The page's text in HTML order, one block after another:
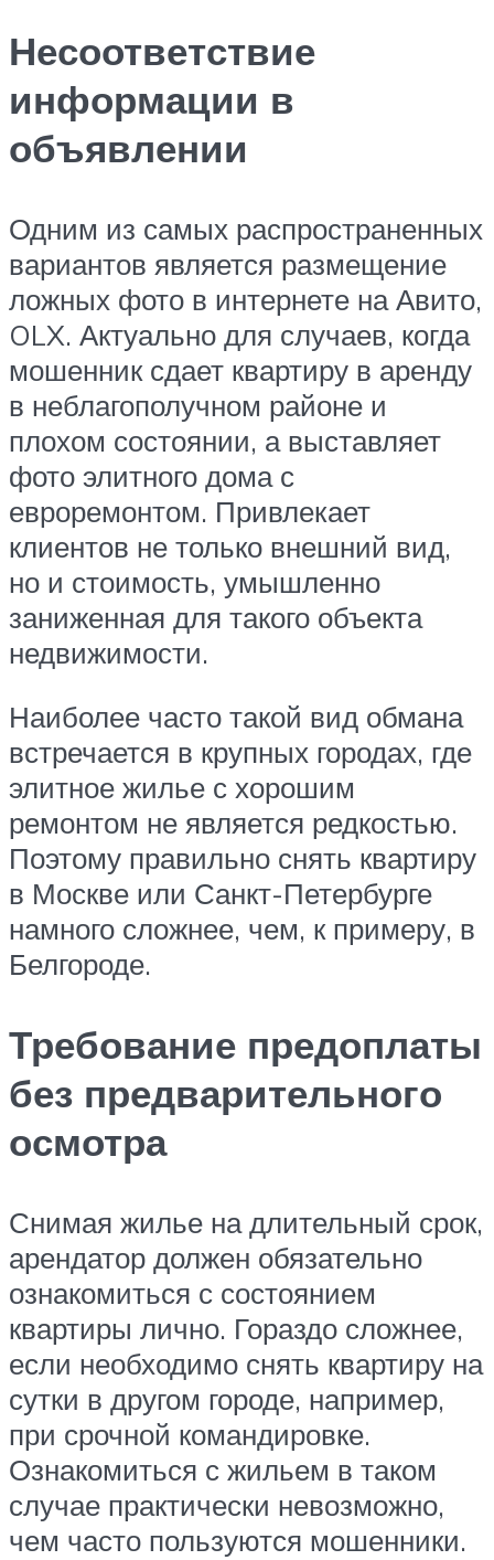
Несоответствие
информации в
объявлении
Одним из самых распространенных
вариантов является размещение
ложных фото в интернете на Авито,
OLX. Актуально для случаев, когда
мошенник сдает квартиру в аренду
в неблагополучном районе и
плохом состоянии, а выставляет
фото элитного дома с
евроремонтом. Привлекает
клиентов не только внешний вид,
но и стоимость, умышленно
заниженная для такого объекта
недвижимости.
Наиболее часто такой вид обмана
встречается в крупных городах, где
элитное жилье с хорошим
ремонтом не является редкостью.
Поэтому правильно снять квартиру
в Москве или Санкт-Петербурге
намного сложнее, чем, к примеру, в
Белгороде.
Требование предоплаты
без предварительного
осмотра
Снимая жилье на длительный срок,
арендатор должен обязательно
ознакомиться с состоянием
квартиры лично. Гораздо сложнее,
если необходимо снять квартиру на
сутки в другом городе, например,
при срочной командировке.
Ознакомиться с жильем в таком
случае практически невозможно,
чем часто пользуются мошенники.